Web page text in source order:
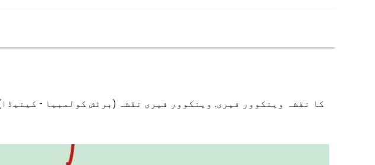
کا نقشہ وینکوور فیری. وینکوور فیری نقشہ (برٹش کولمبیا -